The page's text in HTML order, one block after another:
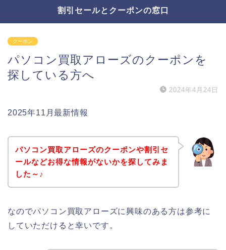
割引セールとクーポンの窓口
クーポン
パソコン買取アローズのクーポンを
探している方へ
2024年4月24日
2025年11月最新情報
パソコン買取アローズのクーポンや割引セ
ールなどお得な情報がないかを探してみま
した～♪
なのでパソコン買取アローズに興味のある方は参考に
していただけると幸いです。